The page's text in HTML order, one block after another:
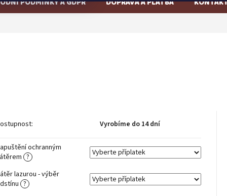
Vyrobíme do 14 dní
lazurou - výběr
?
ochranným
?